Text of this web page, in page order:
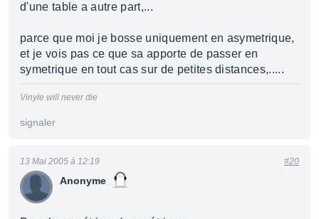
d'une table a autre part,...
parce que moi je bosse uniquement en asymetrique,
et je vois pas ce que sa apporte de passer en
symetrique en tout cas sur de petites distances,.....
Vinyle will never die
signaler
Anonyme
13 Mai 2005 à 12:19 #20